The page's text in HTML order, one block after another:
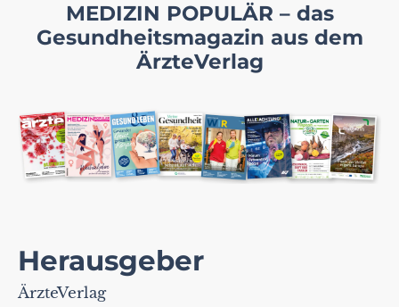
MEDIZIN POPULÄR – das
Gesundheitsmagazin aus dem
ÄrzteVerlag
Herausgeber
ÄrzteVerlag